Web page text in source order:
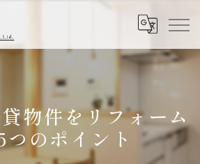
物件をリフォーム
つのポイント